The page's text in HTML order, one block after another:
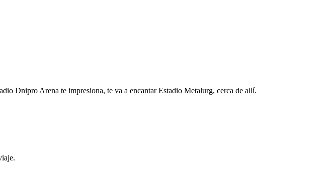
Dnipro Arena te impresiona, te va a encantar Estadio Metalurg, cerca de allí.